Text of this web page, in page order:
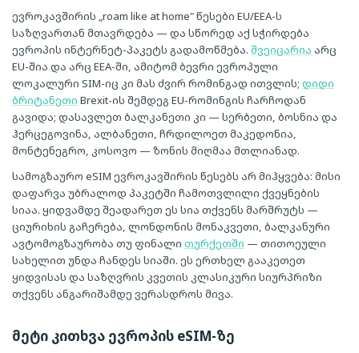
ევროკავშირის „roam like at home" წესები EU/EEA-ს
საზღვართან მთავრდება — და სწორედ აქ სჭირდება
ევროპის ინტერნეტ-პაკეტს გადამოწმება. შვეიცარია არც
EU-შია და არც EEA-ში, ამიტომ ბევრი ევროპული
ლოკალური SIM-იც კი მას ძვირ რომინგად ითვლის; დიდი
ბრიტანეთი Brexit-ის შემდეგ EU-რომინგის ჩარჩოდან
გავიდა; დასავლეთ ბალკანეთი კი — სერბეთი, ბოსნია და
ჰერცეგოვინა, ალბანეთი, ჩრდილოეთ მაკედონია,
მონტენეგრო, კოსოვო — ზონის მიღმაა მთლიანად.
სამოგზაურო eSIM ევროკავშირის წესებს არ მიჰყვება: მისი
დაფარვა უბრალოდ პაკეტში ჩამოთვლილი ქვეყნების
სიაა. ყიდვამდე შეადარეთ ეს სია თქვენს მარშრუტს —
ციურიხის გაჩერება, ლონდონის მონაკვეთი, ბალკანური
ავტომოგზაურობა თუ ფინალი თურქეთში — თითოეული
სახელით უნდა ჩანდეს სიაში. ეს ერთხელ გააკეთეთ
ყიდვისას და საზღვრის კვეთის კლასიკური სიურპრიზი
თქვენს ანგარიშამდე ვერასდროს მივა.
მეტი კითხვა ევროპის eSIM-ზე